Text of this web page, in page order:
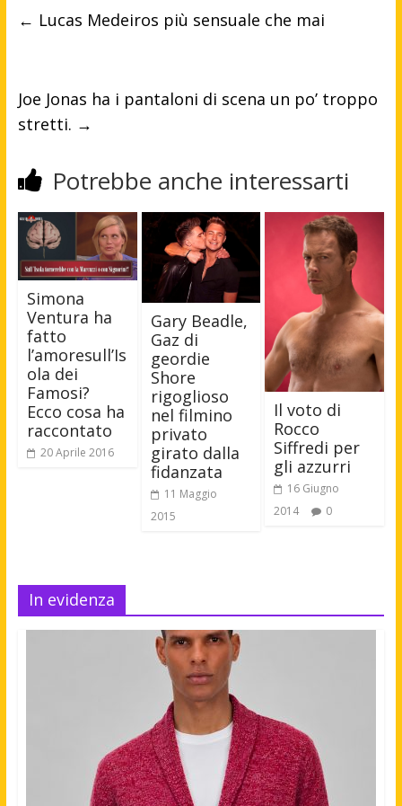
← Lucas Medeiros più sensuale che mai
Joe Jonas ha i pantaloni di scena un po’ troppo
stretti. →
Potrebbe anche interessarti
Simona
Ventura ha
fatto
l’amoresull’Is
ola dei
Famosi?
Ecco cosa ha
raccontato
20 Aprile 2016
Gary Beadle,
Gaz di
geordie
Shore
rigoglioso
nel filmino
privato
girato dalla
fidanzata
11 Maggio
2015
Il voto di
Rocco
Siffredi per
gli azzurri
16 Giugno
2014
0
In evidenza